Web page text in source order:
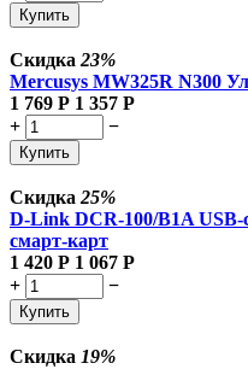
Купить
Скидка 23%
Mercusys MW325R N300
1 769 Р 1 357 Р
+
−
Купить
Скидка 25%
D-Link DCR-100/B1A
смарт-карт
1 420 Р 1 067 Р
+
−
Купить
Скидка 19%